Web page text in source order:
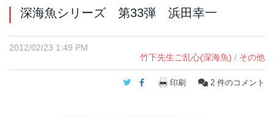
深海魚シリーズ 第33弾 浜田幸一
2012/02/23 1:49 PM
竹下先生ご乱心(深海魚) / その他
Twitter
Facebook
印刷 2 件のコメント